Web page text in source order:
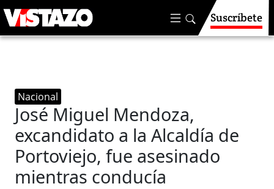
Suscríbete
Nacional
José Miguel Mendoza,
excandidato a la Alcaldía de
Portoviejo, fue asesinado
mientras conducía